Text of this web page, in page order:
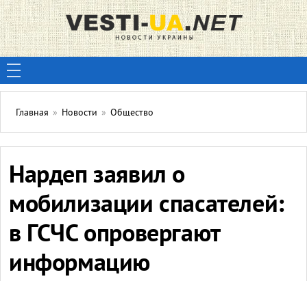
Главная » Новости » Общество
Нардеп заявил о
мобилизации спасателей:
в ГСЧС опровергают
информацию